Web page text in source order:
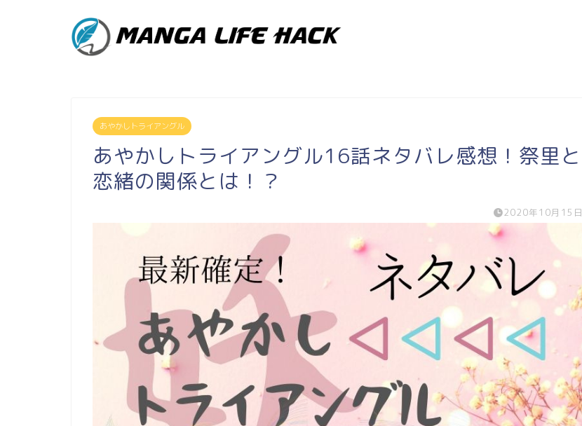
あやかしトライアングル
あやかしトライアングル16話ネタバレ感想！祭里と
恋緒の関係とは！？
2020年10月15日